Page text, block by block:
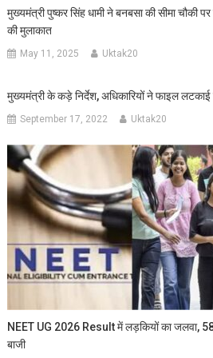
मुख्यमंत्री पुष्कर सिंह धामी ने बनबसा की सीमा चौकी
की मुलाकात
May 11, 2025 Uktak20
मुख्यमंत्री के कड़े निर्देश, अधिकारियों ने फाइल लटकाई
September 17, 2022 Uktak20
NEET UG 2026 Result में लड़कियों का जलवा, 58
बाजी